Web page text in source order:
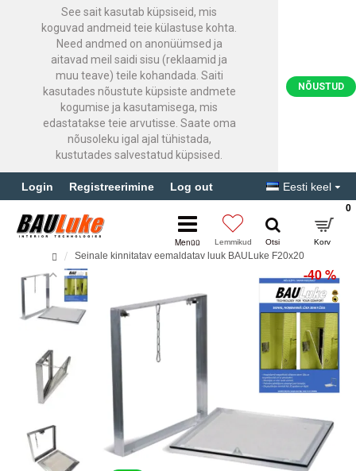
See sait kasutab küpsiseid, mis
koguvad andmeid teie külastuse kohta.
Need andmed on anonüümsed ja
aitavad meil saidi sisu (reklaamid ja
muu teave) teile kohandada. Saiti
kasutades nõustute küpsiste andmete
kogumise ja kasutamisega, mis
edastatakse teie arvutisse. Saate oma
nõusoleku igal ajal tühistada,
kustutades salvestatud küpsised.
NÕUSTUD
Login Registreerimine Log out Eesti keel
0
Seinale kinnitatav eemaldatav luuk BAULuke F20x20
-40 %